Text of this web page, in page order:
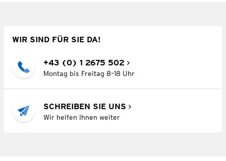
WIR SIND FÜR SIE DA!
+43 (0) 1 2675 502
Montag bis Freitag 8–18 Uhr
SCHREIBEN SIE UNS
Wir helfen Ihnen weiter